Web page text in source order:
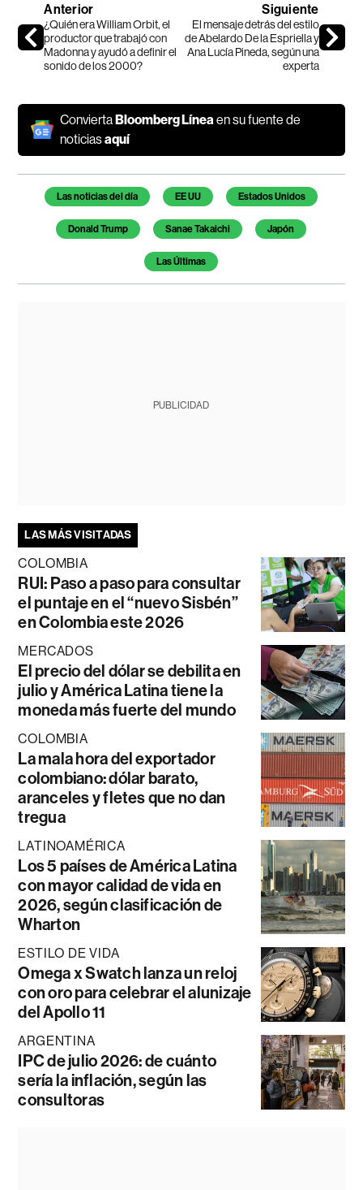
Anterior
¿Quién era William Orbit, el
productor que trabajó con
Madonna y ayudó a definir el
sonido de los 2000?
Siguiente
El mensaje detrás del estilo
de Abelardo De la Espriella y
Ana Lucía Pineda, según una
experta
ConviertaBloomberg Líneaen su fuente de
noticiasaquí
Temas de este artículo
Las noticias del día EE UU Estados Unidos
Donald Trump Sanae Takaichi Japón
Las Últimas
PUBLICIDAD
LAS MÁS VISITADAS
COLOMBIA
RUI: Paso a paso para consultar
el puntaje en el “nuevo Sisbén”
en Colombia este 2026
MERCADOS
El precio del dólar se debilita en
julio y América Latina tiene la
moneda más fuerte del mundo
COLOMBIA
La mala hora del exportador
colombiano: dólar barato,
aranceles y fletes que no dan
tregua
LATINOAMÉRICA
Los 5 países de América Latina
con mayor calidad de vida en
2026, según clasificación de
Wharton
ESTILO DE VIDA
Omega x Swatch lanza un reloj
con oro para celebrar el alunizaje
del Apollo 11
ARGENTINA
IPC de julio 2026: de cuánto
sería la inflación, según las
consultoras